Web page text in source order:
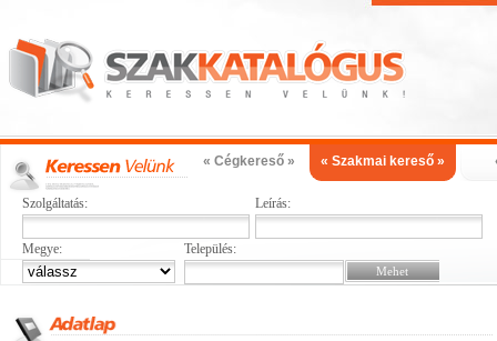
« Cégkereső » « Szakmai kereső »
Szolgáltatás: Leírás:
Megye: Település: